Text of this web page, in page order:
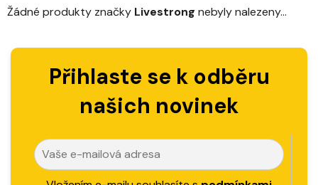
Žádné produkty značky Livestrong nebyly nalezeny...
Přihlaste se k odběru
našich novinek